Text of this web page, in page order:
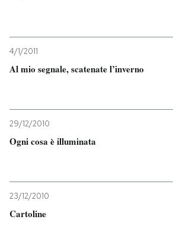
4/1/2011
Al mio segnale, scatenate l’inverno
29/12/2010
Ogni cosa è illuminata
23/12/2010
Cartoline